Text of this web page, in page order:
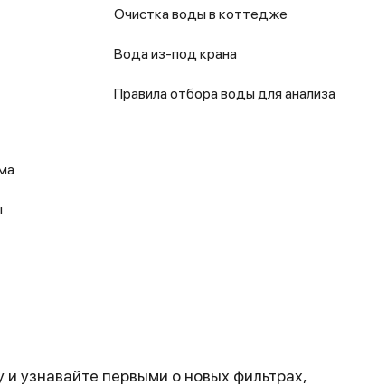
Очистка воды в коттедже
Вода из-под крана
Правила отбора воды для анализа
узнавайте первыми о новых фильтрах,